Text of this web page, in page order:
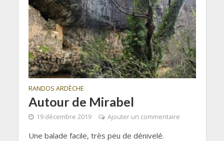
RANDOS ARDÈCHE
Autour de Mirabel
19 décembre 2019 Ajouter un commentaire
Une balade facile, très peu de dénivelé.